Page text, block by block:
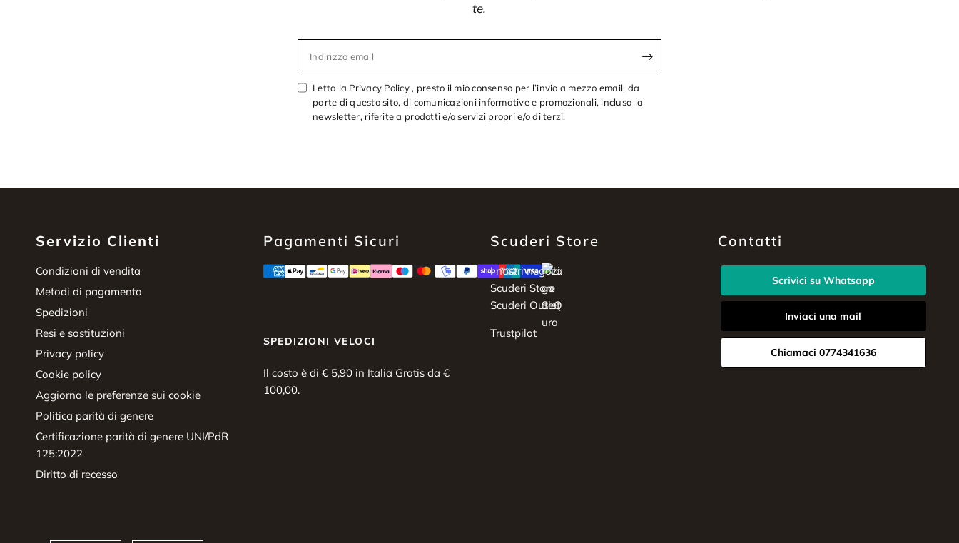
te.
Indirizzo email
Letta la Privacy Policy , presto il mio consenso per l’invio a mezzo email, da
parte di questo sito, di comunicazioni informative e promozionali, inclusa la
newsletter, riferite a prodotti e/o servizi propri e/o di terzi.
Servizio Clienti
Condizioni di vendita
Metodi di pagamento
Spedizioni
Resi e sostituzioni
Privacy policy
Cookie policy
Aggiorna le preferenze sui cookie
Politica parità di genere
Certificazione parità di genere UNI/PdR
125:2022
Diritto di recesso
Pagamenti Sicuri
SPEDIZIONI VELOCI
Il costo è di € 5,90 in Italia Gratis da €
100,00.
Scuderi Store
I nostri negozi:
Scuderi Store
Scuderi Outlet
Trustpilot
Contatti
Scrivici su Whatsapp
Inviaci una mail
Chiamaci 0774341636